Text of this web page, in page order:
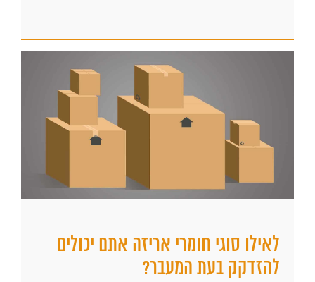
לאילו סוגי חומרי אריזה אתם יכולים
להזדקק בעת המעבר?